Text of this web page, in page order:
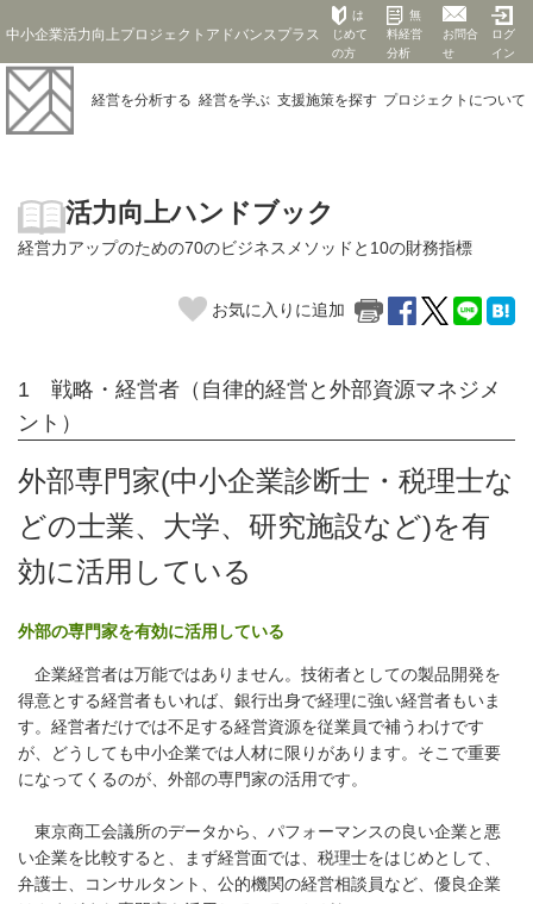
中小企業活力向上プロジェクトアドバンスプラス
は
じめて
の方
無
料経営
分析
お問合
せ
ログ
イン
経営を分析する 経営を学ぶ 支援施策を探す プロジェクト について
活力向上ハンドブック
経営力アップのための70のビジネスメソッドと10の財務指標
お気に入りに追加
1 戦略・経営者（自律的経営と外部資源マネジメ
ント）
外部専門家(中小企業診断士・税理士な
どの士業、大学、研究施設など)を有
効に活用している
外部の専門家を有効に活用している
企業経営者は万能ではありません。技術者としての製品開発を
得意とする経営者もいれば、銀行出身で経理に強い経営者もいま
す。経営者だけでは不足する経営資源を従業員で補うわけです
が、どうしても中小企業では人材に限りがあります。そこで重要
になってくるのが、外部の専門家の活用です。
東京商工会議所のデータから、パフォーマンスの良い企業と悪
い企業を比較すると、まず経営面では、税理士をはじめとして、
弁護士、コンサルタント、公的機関の経営相談員など、優良企業